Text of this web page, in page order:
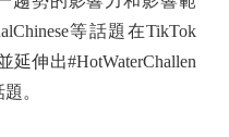
等話題在TikTok
伸出#HotWaterChallen
。